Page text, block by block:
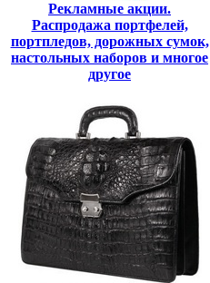
Рекламные акции.
Распродажа портфелей,
портпледов, дорожных сумок,
настольных наборов и многое
другое